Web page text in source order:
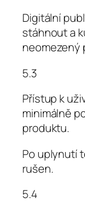
Digitální
stáhnout a
neomezený
5.3
Přístup k
minimálně
produktu.
Po uplynutí
rušen.
5.4